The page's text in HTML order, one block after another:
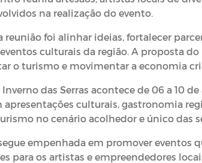
na realização do evento.
reunião foi alinhar ideias, fortalecer
culturais da região. A proposta
o turismo e movimentar a economia
Inverno das Serras acontece de 06 a 10
apresentações culturais, gastronomia
no cenário acolhedor e único das
empenhada em promover eventos
para os artistas e empreendedores